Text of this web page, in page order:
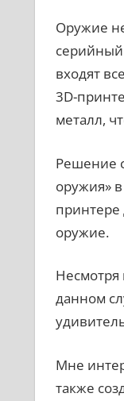
Оружие
серийный
входят
3D-
металл,
Решение
оружия»
принтере
оружие.
Несмотря
данном
Мне
также